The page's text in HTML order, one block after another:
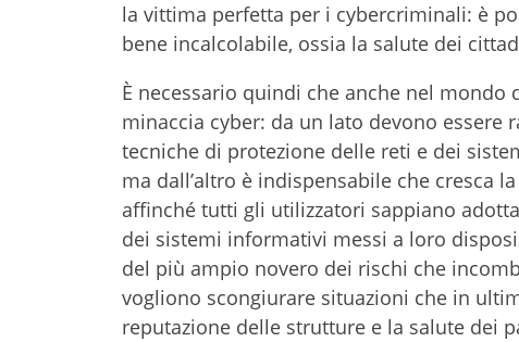
la vittima perfetta per i cybercriminali: è
bene incalcolabile, ossia la salute dei
È necessario quindi che anche nel mondo
minaccia cyber: da un lato devono
tecniche di protezione delle reti e dei
ma dall’altro è indispensabile che cresca
affinché tutti gli utilizzatori sappiano
dei sistemi informativi messi a loro
del più ampio novero dei rischi che
vogliono scongiurare situazioni che in
reputazione delle strutture e la salute dei